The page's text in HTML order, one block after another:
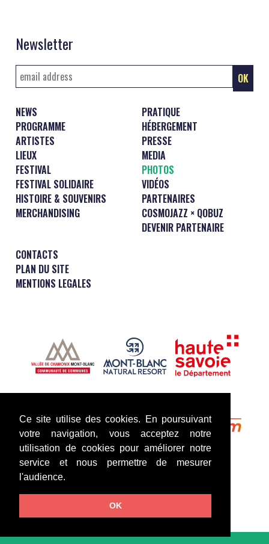
Ce site utilise des cookies. En poursuivant
votre navigation, vous acceptez notre
utilisation de cookies pour améliorer notre
service et nous permettre de mesurer
l'audience.
OK
Newsletter
NEWS
PROGRAMME
ARTISTES
LIEUX
FESTIVAL
FESTIVAL SOLIDAIRE
HISTOIRE & SOUVENIRS
MERCHANDISING
PRATIQUE
HÉBERGEMENT
PRESSE
MEDIA
PHOTOS
VIDÉOS
PARTENAIRES
COSMOJAZZ × QOBUZ
DEVENIR PARTENAIRE
CONTACTS
PLAN DU SITE
MENTIONS LEGALES